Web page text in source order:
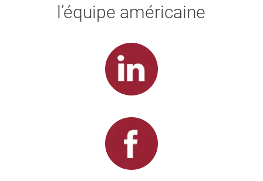
l’équipe américaine